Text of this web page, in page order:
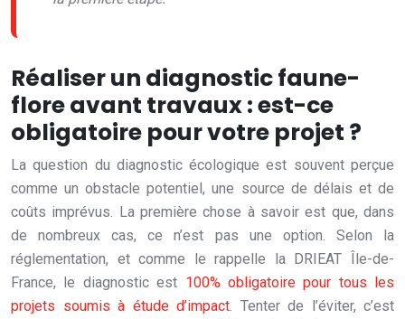
Réaliser un diagnostic faune-
flore avant travaux : est-ce
obligatoire pour votre projet ?
La question du diagnostic écologique est souvent perçue
comme un obstacle potentiel, une source de délais et de
coûts imprévus. La première chose à savoir est que, dans
de nombreux cas, ce n’est pas une option. Selon la
réglementation, et comme le rappelle la DRIEAT Île-de-
France, le diagnostic est 100% obligatoire pour tous les
projets soumis à étude d’impact . Tenter de l’éviter, c’est